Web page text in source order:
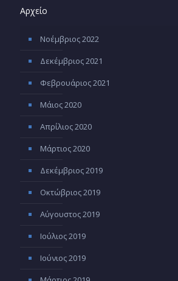
Αρχείο
Νοέμβριος 2022
Δεκέμβριος 2021
Φεβρουάριος 2021
Μάιος 2020
Απρίλιος 2020
Μάρτιος 2020
Δεκέμβριος 2019
Οκτώβριος 2019
Αύγουστος 2019
Ιούλιος 2019
Ιούνιος 2019